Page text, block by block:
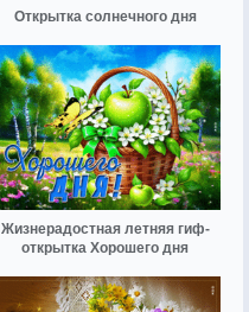
Открытка солнечного дня
Жизнерадостная летняя гиф-
открытка Хорошего дня